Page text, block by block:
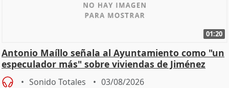
01:20
Antonio Maíllo señala al Ayuntamiento como "un
especulador más" sobre viviendas de Jiménez
Becerril
Sonido Totales 03/08/2026